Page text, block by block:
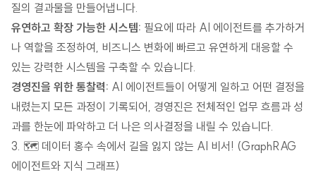
질의 결과물을 만들어냅니다.
유연하고 확장 가능한 시스템: 필요에 따라 AI 에이전트를 추가하거
나 역할을 조정하여, 비즈니스 변화에 빠르고 유연하게 대응할 수
있는 강력한 시스템을 구축할 수 있습니다.
경영진을 위한 통찰력: AI 에이전트들이 어떻게 일하고 어떤 결정을
내렸는지 모든 과정이 기록되어, 경영진은 전체적인 업무 흐름과 성
과를 한눈에 파악하고 더 나은 의사결정을 내릴 수 있습니다.
3. 🗺️ 데이터 홍수 속에서 길을 잃지 않는 AI 비서! (GraphRAG
에이전트와 지식 그래프)